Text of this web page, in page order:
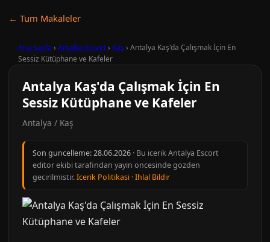
← Tum Makaleler
Ana Sayfa › Antalya Escort› Kaş › Antalya Kaş'da Çalışmak İçin En
Sessiz Kütüphane ve Kafeler
Antalya Kaş'da Çalışmak İçin En
Sessiz Kütüphane ve Kafeler
Antalya / Kaş
Son guncelleme:28.06.2026 · Bu icerik Antalya Escort
editor ekibi tarafindan yayin oncesinde gozden
gecirilmistir.Icerik Politikasi ·Ihlal Bildir